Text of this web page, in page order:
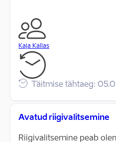
Kaja Kallas
Täitmise tähtaeg:
Avatud riigivalitsemine
Riigivalitsemine peab